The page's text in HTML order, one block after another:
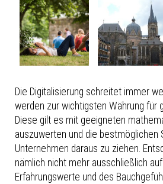
Die Digitalisierung schreitet immer
werden zur wichtigsten Währung für
Diese gilt es mit geeigneten
auszuwerten und die bestmöglichen
Unternehmen daraus zu ziehen.
nämlich nicht mehr ausschließlich
Erfahrungswerte und des